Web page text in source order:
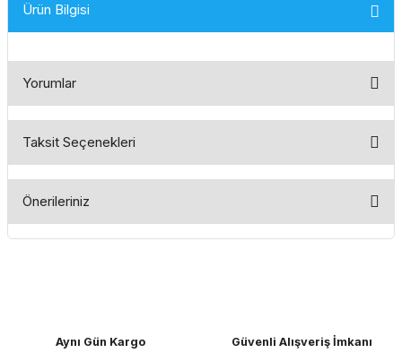
Ürün Bilgisi
Yorumlar
Taksit Seçenekleri
Önerileriniz
Ürün resmi kalitesiz, bozuk veya görüntülenemiyor.
Aynı Gün Kargo
Güvenli Alışveriş İmkanı